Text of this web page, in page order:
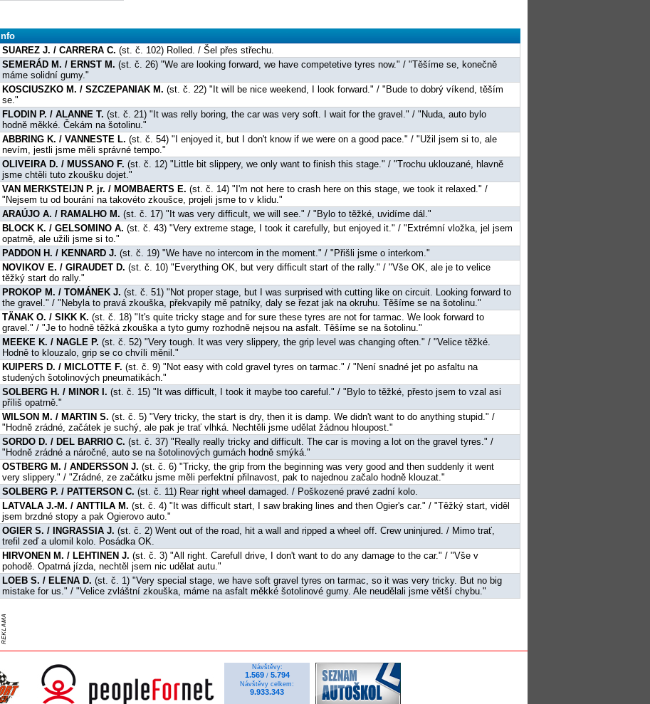
Info
SUAREZ J. / CARRERA C. (st. č. 102) Rolled. / Šel přes střechu.
SEMERÁD M. / ERNST M. (st. č. 26) "We are looking forward, we have competetive tyres now." / "Těšíme se, konečně
máme solidní gumy."
KOSCIUSZKO M. / SZCZEPANIAK M. (st. č. 22) "It will be nice weekend, I look forward." / "Bude to dobrý víkend, těším
se."
FLODIN P. / ALANNE T. (st. č. 21) "It was relly boring, the car was very soft. I wait for the gravel." / "Nuda, auto bylo
hodně měkké. Čekám na šotolinu."
ABBRING K. / VANNESTE L. (st. č. 54) "I enjoyed it, but I don't know if we were on a good pace." / "Užil jsem si to, ale
nevím, jestli jsme měli správné tempo."
OLIVEIRA D. / MUSSANO F. (st. č. 12) "Little bit slippery, we only want to finish this stage." / "Trochu uklouzané, hlavně
jsme chtěli tuto zkoušku dojet."
VAN MERKSTEIJN P. jr. / MOMBAERTS E. (st. č. 14) "I'm not here to crash here on this stage, we took it relaxed." /
"Nejsem tu od bourání na takovéto zkoušce, projeli jsme to v klidu."
ARAÚJO A. / RAMALHO M. (st. č. 17) "It was very difficult, we will see." / "Bylo to těžké, uvidíme dál."
BLOCK K. / GELSOMINO A. (st. č. 43) "Very extreme stage, I took it carefully, but enjoyed it." / "Extrémní vložka, jel jsem
opatrně, ale užili jsme si to."
PADDON H. / KENNARD J. (st. č. 19) "We have no intercom in the moment." / "Přišli jsme o interkom."
NOVIKOV E. / GIRAUDET D. (st. č. 10) "Everything OK, but very difficult start of the rally." / "Vše OK, ale je to velice
těžký start do rally."
PROKOP M. / TOMÁNEK J. (st. č. 51) "Not proper stage, but I was surprised with cutting like on circuit. Looking forward to
the gravel." / "Nebyla to pravá zkouška, překvapily mě patníky, daly se řezat jak na okruhu. Těšíme se na šotolinu."
TÄNAK O. / SIKK K. (st. č. 18) "It's quite tricky stage and for sure these tyres are not for tarmac. We look forward to
gravel." / "Je to hodně těžká zkouška a tyto gumy rozhodně nejsou na asfalt. Těšíme se na šotolinu."
MEEKE K. / NAGLE P. (st. č. 52) "Very tough. It was very slippery, the grip level was changing often." / "Velice těžké.
Hodně to klouzalo, grip se co chvíli měnil."
KUIPERS D. / MICLOTTE F. (st. č. 9) "Not easy with cold gravel tyres on tarmac." / "Není snadné jet po asfaltu na
studených šotolinových pneumatikách."
SOLBERG H. / MINOR I. (st. č. 15) "It was difficult, I took it maybe too careful." / "Bylo to těžké, přesto jsem to vzal asi
příliš opatrně."
WILSON M. / MARTIN S. (st. č. 5) "Very tricky, the start is dry, then it is damp. We didn't want to do anything stupid." /
"Hodně zrádné, začátek je suchý, ale pak je trať vlhká. Nechtěli jsme udělat žádnou hloupost."
SORDO D. / DEL BARRIO C. (st. č. 37) "Really really tricky and difficult. The car is moving a lot on the gravel tyres." /
"Hodně zrádné a náročné, auto se na šotolinových gumách hodně smýká."
OSTBERG M. / ANDERSSON J. (st. č. 6) "Tricky, the grip from the beginning was very good and then suddenly it went
very slippery." / "Zrádné, ze začátku jsme měli perfektní přilnavost, pak to najednou začalo hodně klouzat."
SOLBERG P. / PATTERSON C. (st. č. 11) Rear right wheel damaged. / Poškozené pravé zadní kolo.
LATVALA J.-M. / ANTTILA M. (st. č. 4) "It was difficult start, I saw braking lines and then Ogier's car." / "Těžký start, viděl
jsem brzdné stopy a pak Ogierovo auto."
OGIER S. / INGRASSIA J. (st. č. 2) Went out of the road, hit a wall and ripped a wheel off. Crew uninjured. / Mimo trať,
trefil zeď a ulomil kolo. Posádka OK.
HIRVONEN M. / LEHTINEN J. (st. č. 3) "All right. Carefull drive, I don't want to do any damage to the car." / "Vše v
pohodě. Opatrná jízda, nechtěl jsem nic udělat autu."
LOEB S. / ELENA D. (st. č. 1) "Very special stage, we have soft gravel tyres on tarmac, so it was very tricky. But no big
mistake for us." / "Velice zvláštní zkouška, máme na asfalt měkké šotolinové gumy. Ale neudělali jsme větší chybu."
Návštěvy:
1.569/ 5.794
Návštěvy celkem:
9.933.343